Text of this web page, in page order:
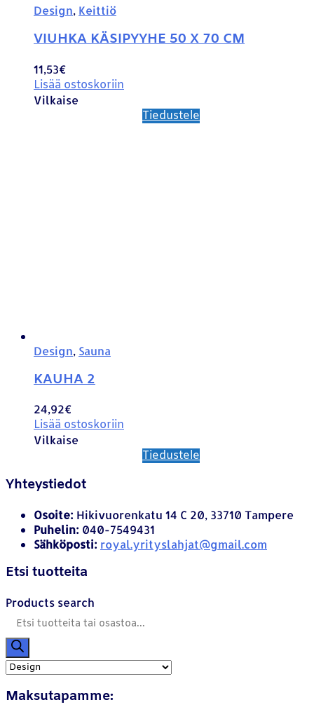
Design, Keittiö
VIUHKA KÄSIPYYHE 50 X 70 CM
11,53€
Lisää ostoskoriin
Vilkaise
Tiedustele
Design, Sauna
KAUHA 2
24,92€
Lisää ostoskoriin
Vilkaise
Tiedustele
Yhteystiedot
Osoite: Hikivuorenkatu 14 C 20, 33710 Tampere
Puhelin: 040-7549431
Sähköposti: royal.yrityslahjat@gmail.com
Etsi tuotteita
Products search
Maksutapamme: